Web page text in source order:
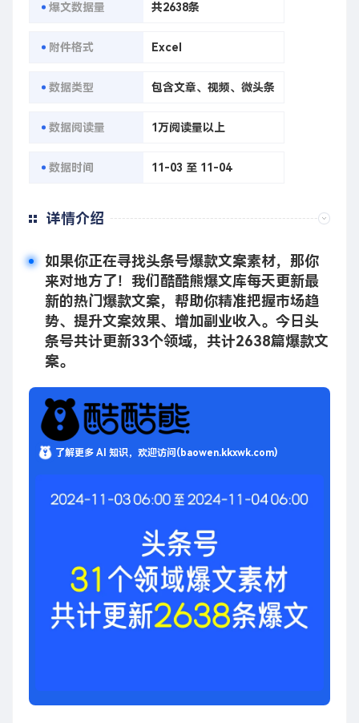
爆文数据量 共2638条
附件格式 Excel
数据类型 包含文章、视频、微头条
数据阅读量 1万阅读量以上
数据时间 11-03 至 11-04
详情介绍
如果你正在寻找头条号爆款文案素材，那你
来对地方了！我们酷酷熊爆文库每天更新最
新的热门爆款文案，帮助你精准把握市场趋
势、提升文案效果、增加副业收入。今日头
条号共计更新33个领域，共计2638篇爆款文
案。
了解更多 AI 知识，欢迎访问(baowen.kkxwk.com)